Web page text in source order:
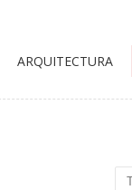
ARQUITECTURA